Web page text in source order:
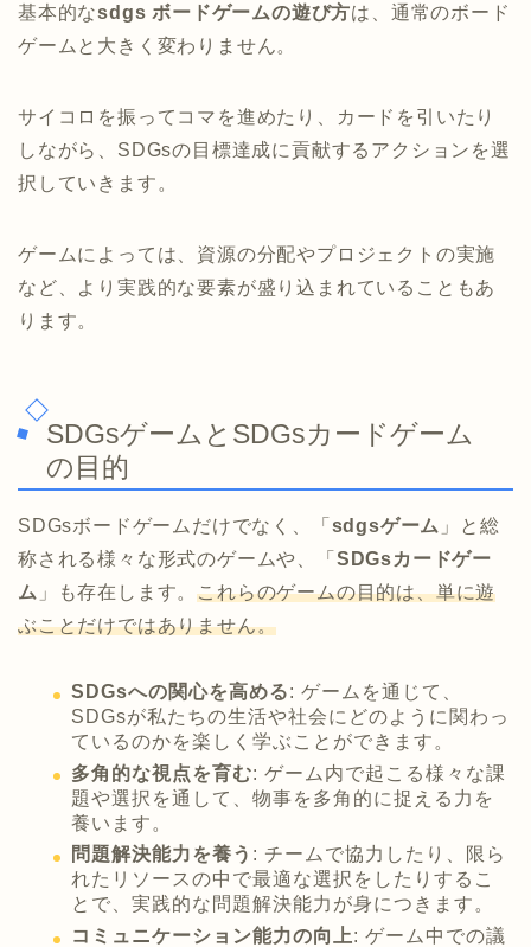
基本的なsdgs ボードゲームの遊び方は、通常のボード
ゲームと大きく変わりません。
サイコロを振ってコマを進めたり、カードを引いたり
しながら、SDGsの目標達成に貢献するアクションを選
択していきます。
ゲームによっては、資源の分配やプロジェクトの実施
など、より実践的な要素が盛り込まれていることもあ
ります。
SDGsゲームとSDGsカードゲーム
の目的
SDGsボードゲームだけでなく、「 sdgsゲーム 」と総
称される様々な形式のゲームや、「 SDGsカードゲー
ム 」も存在します。これらのゲームの目的は、単に遊
ぶことだけではありません。
SDGsへの関心を高める: ゲームを通じて、
SDGsが私たちの生活や社会にどのように関わっ
ているのかを楽しく学ぶことができます。
多角的な視点を育む: ゲーム内で起こる様々な課
題や選択を通して、物事を多角的に捉える力を
養います。
問題解決能力を養う : チームで協力したり、限ら
れたリソースの中で最適な選択をしたりするこ
とで、実践的な問題解決能力が身につきます。
コミュニケーション能力の向上: ゲーム中での議